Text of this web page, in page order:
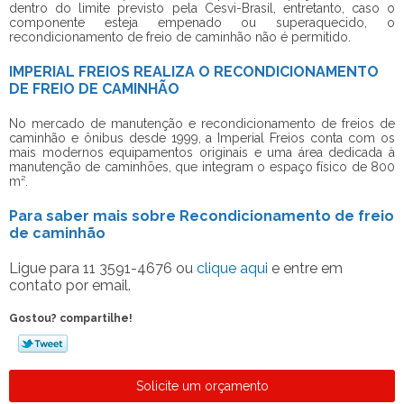
dentro do limite previsto pela Cesvi-Brasil, entretanto, caso o
componente esteja empenado ou superaquecido, o
recondicionamento de freio de caminhão não é permitido.
IMPERIAL FREIOS REALIZA O RECONDICIONAMENTO
DE FREIO DE CAMINHÃO
No mercado de manutenção e recondicionamento de freios de
caminhão e ônibus desde 1999, a Imperial Freios conta com os
mais modernos equipamentos originais e uma área dedicada à
manutenção de caminhões, que integram o espaço físico de 800
m².
Para saber mais sobre Recondicionamento de freio
de caminhão
Ligue para 11 3591-4676 ou clique aqui e entre em
contato por email.
Gostou? compartilhe!
Solicite um orçamento